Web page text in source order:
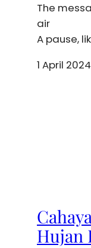
The
air
A pause,
1 April 2024
Hujan